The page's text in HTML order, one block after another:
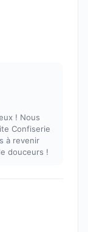
! Nous
Confiserie
à revenir
douceurs !